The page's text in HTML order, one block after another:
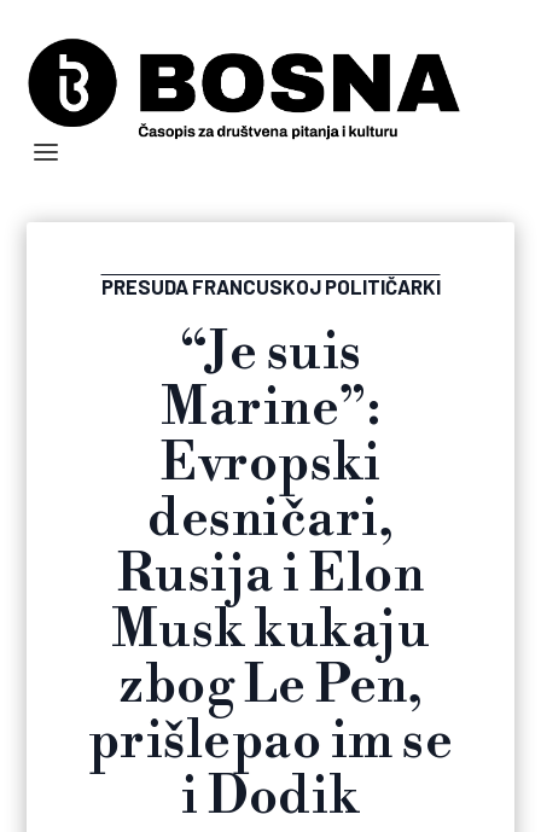
PRESUDA FRANCUSKOJ POLITIČARKI
“Je suis
Marine”:
Evropski
desničari,
Rusija i Elon
Musk kukaju
zbog Le Pen,
prišlepao im se
i Dodik